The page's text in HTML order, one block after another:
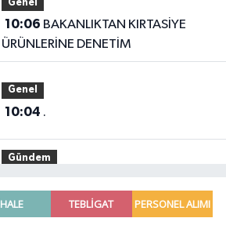
Genel
10:06
ÜRÜNLERİNE DENETİM
Genel
10:04 .
Gündem
'Terörsüz Türkiye' teklifinde gözler
Genel Kurul'da